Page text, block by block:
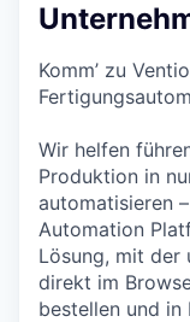
Komm’ zu
Wir helfen
Produktion in
automatisieren
Automation
Lösung, mit der
direkt im
bestellen und in